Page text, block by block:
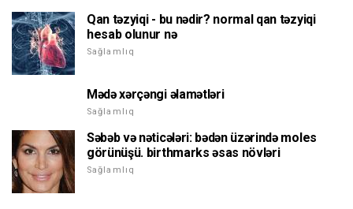
Qan təzyiqi - bu nədir? normal qan təzyiqi
hesab olunur nə
Sağlamlıq
Mədə xərçəngi əlamətləri
Sağlamlıq
Səbəb və nəticələri: bədən üzərində moles
görünüşü. birthmarks əsas növləri
Sağlamlıq